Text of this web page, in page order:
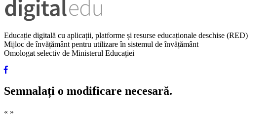
Educație digitală cu aplicații, platforme și resurse educaționale deschise (RED)
Mijloc de învățământ pentru utilizare în sistemul de învățământ
Omologat selectiv de Ministerul Educației
Semnalați o modificare necesară.
« »